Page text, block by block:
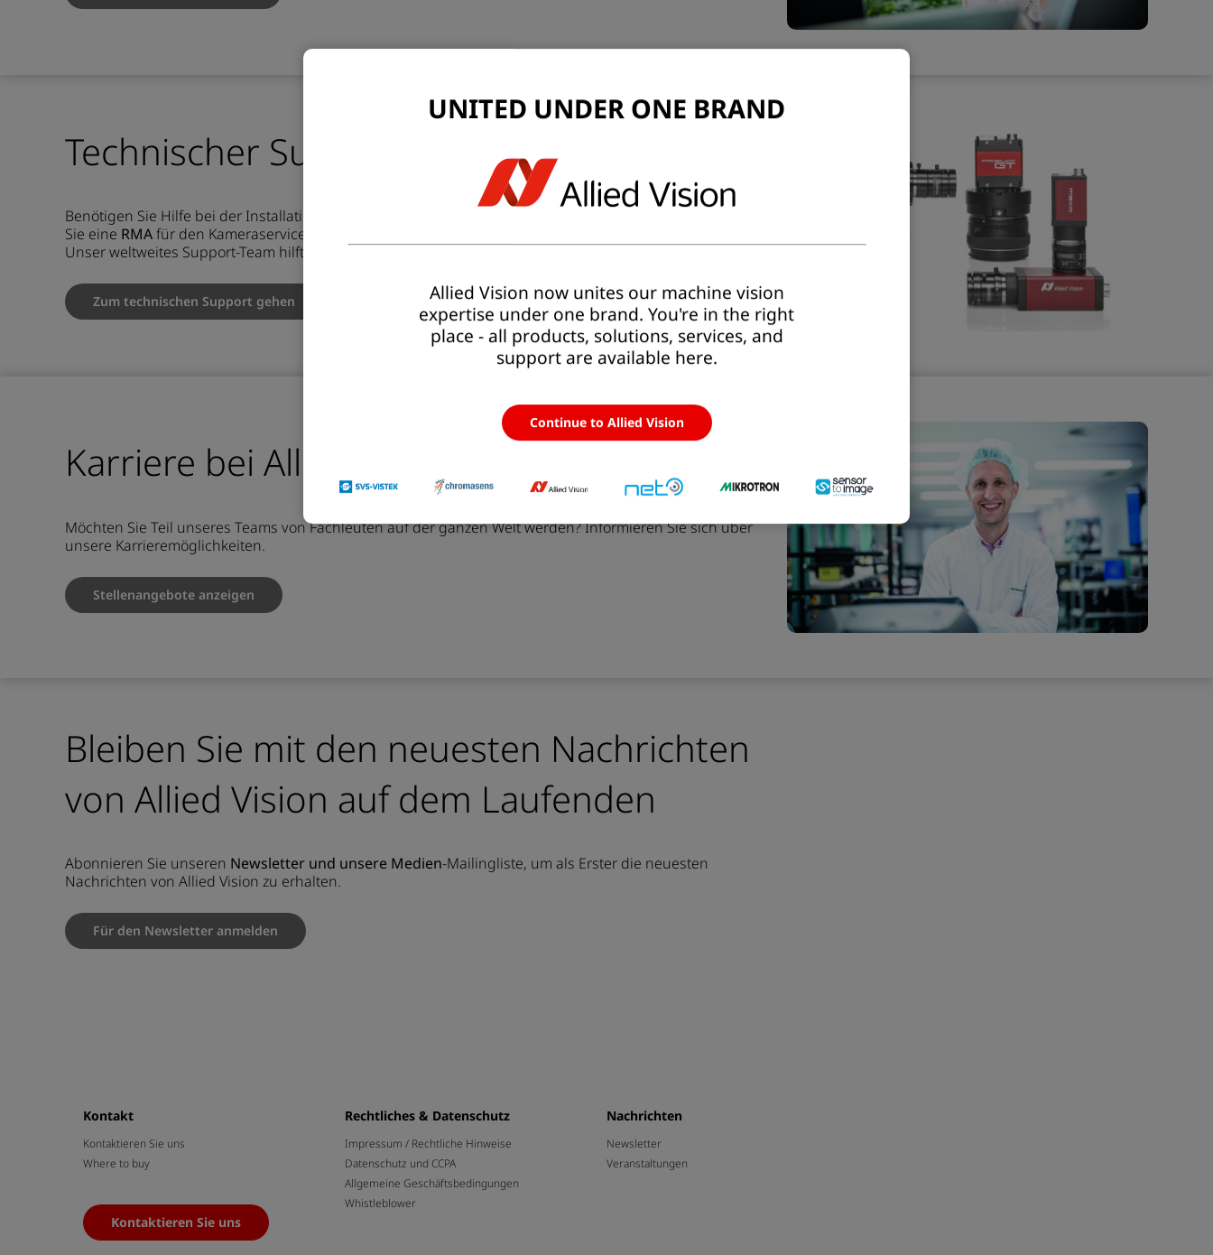
Technischer Support und Reparatur (RMA)
Benötigen Sie Hilfe bei der Installation, Konfiguration oder Verwendung von Allied Vision-Kameras? Möchten
Sie eine RMAfür den Kameraservice anfordern? Haben Sie Probleme mit Ihrer Kamera oder Ihrem Zubehör?
Unser weltweites Support-Team hilft Ihnen gerne weiter.
Zum technischen Support gehen
Karriere bei Allied Vision
Möchten Sie Teil unseres Teams von Fachleuten auf der ganzen Welt werden? Informieren Sie sich über
unsere Karrieremöglichkeiten.
Stellenangebote anzeigen
Bleiben Sie mit den neuesten Nachrichten
von Allied Vision auf dem Laufenden
Abonnieren Sie unseren Newsletter und unsere Medien-Mailingliste, um als Erster die neuesten
Nachrichten von Allied Vision zu erhalten.
Für den Newsletter anmelden
Kontakt
Kontaktieren Sie uns
Where to buy
Kontaktieren Sie uns
Rechtliches & Datenschutz
Impressum / Rechtliche Hinweise
Datenschutz und CCPA
Allgemeine Geschäftsbedingungen
Whistleblower
Nachrichten
Newsletter
Veranstaltungen
UNITED UNDER ONE BRAND
Allied Vision now unites our machine vision
expertise under one brand. You're in the right
place - all products, solutions, services, and
support are available here.
Continue to Allied Vision